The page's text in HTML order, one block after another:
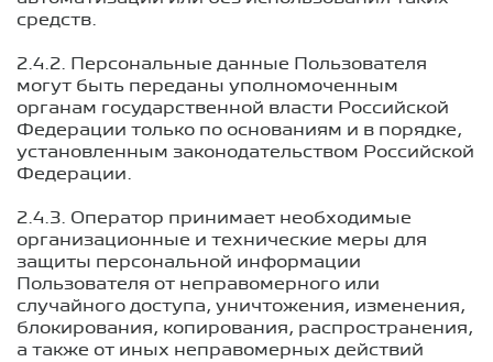
средств.
2.4.2. Персональные данные Пользователя
могут быть переданы уполномоченным
органам государственной власти Российской
Федерации только по основаниям и в порядке,
установленным законодательством Российской
Федерации.
2.4.3. Оператор принимает необходимые
организационные и технические меры для
защиты персональной информации
Пользователя от неправомерного или
случайного доступа, уничтожения, изменения,
блокирования, копирования, распространения,
а также от иных неправомерных действий